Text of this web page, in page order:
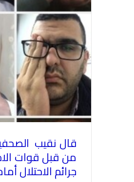
قال نقيب
من قبل قوات
جرائم الاحتلال